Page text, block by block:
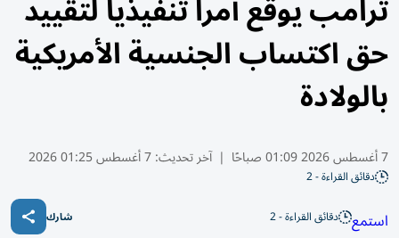
حق اكتساب الجنسية الأمريكية
بالولادة
7 أغسطس 2026 01:09 صباحًا | آخر تحديث:7 أغسطس 01:25 2026
دقائق القراءة - 2
استمع دقائق القراءة - 2 شارك